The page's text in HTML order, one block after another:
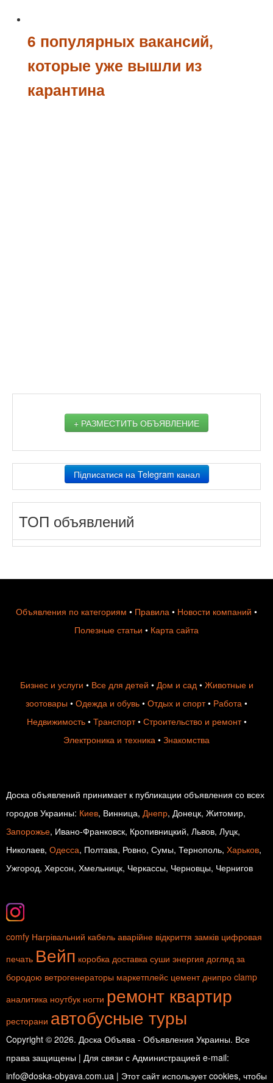
6 популярных вакансий,
которые уже вышли из
карантина
+ РАЗМЕСТИТЬ ОБЪЯВЛЕНИЕ
Підписатися на Telegram канал
ТОП объявлений
Объявления по категориям • Правила • Новости компаний •
Полезные статьи • Карта сайта
Бизнес и услуги • Все для детей • Дом и сад• Животные и
зоотовары • Одежда и обувь • Отдых и спорт• Работа •
Недвижимость• Транспорт• Строительство и ремонт•
Электроника и техника • Знакомства
Доска объявлений принимает к публикации объявления со всех
городов Украины: Киев, Винница, Днепр, Донецк, Житомир,
Запорожье, Ивано-Франковск, Кропивницкий, Львов, Луцк,
Николаев, Одесса, Полтава, Ровно, Сумы, Тернополь, Харьков,
Ужгород, Херсон, Хмельницк, Черкассы, Черновцы, Чернигов
comfy Нагрівальний кабель аварійне відкриття замків цифровая
печать Вейп коробка доставка суши энергия догляд за
бородою ветрогенераторы маркетплейс цемент днипро clamp
аналитика ноутбук ногти ремонт квартир
ресторани автобусные туры
Copyright © 2026. Доска Объява - Объявления Украины. Все
права защищены | Для связи с Администрацией e-mail:
info@doska-obyava.com.ua | Этот сайт использует cookies, чтобы